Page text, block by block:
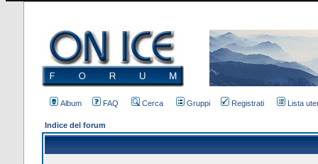
Album FAQ Cerca Gruppi Registrati Lista
Indice del forum